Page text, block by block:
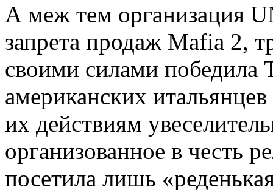
А меж тем организация
запрета продаж Mafia 2,
своими силами победила
американских
их действиям
организованное в честь
посетила лишь